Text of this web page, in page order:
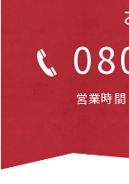
営業時